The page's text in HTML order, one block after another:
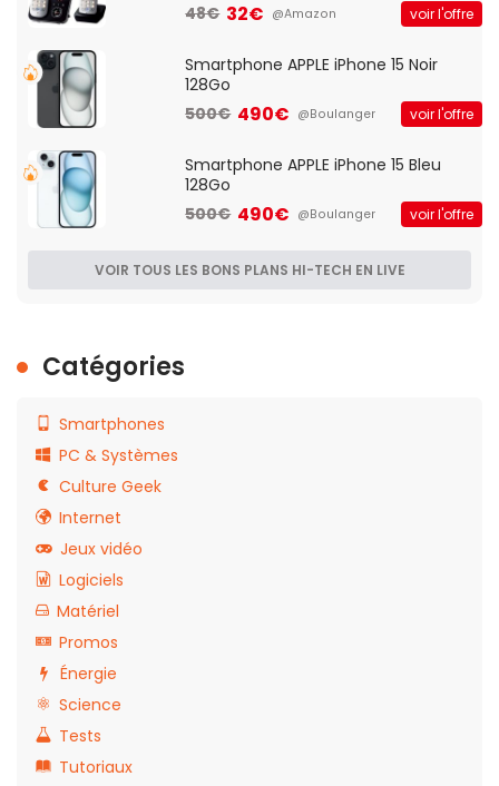
Française]
48€ 32€ @Amazon voir l'offre
Smartphone APPLE iPhone 15 Noir
128Go
500€ 490€ @Boulanger voir l'offre
Smartphone APPLE iPhone 15 Bleu
128Go
500€ 490€ @Boulanger voir l'offre
VOIR TOUS LES BONS PLANS HI-TECH EN LIVE
Catégories
Smartphones
PC & Systèmes
Culture Geek
Internet
Jeux vidéo
Logiciels
Matériel
Promos
Énergie
Science
Tests
Tutoriaux